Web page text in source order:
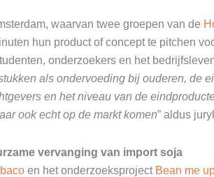
waarvan twee groepen van de
hun product of concept te pitchen
onderzoekers en het
als ondervoeding bij ouderen, de
en het niveau van de
ook echt op de markt komen” aldus
vervanging van import soja
en het onderzoeksproject Bean me